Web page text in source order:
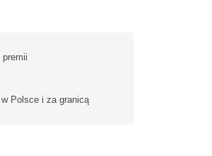
premii
Polsce i za granicą